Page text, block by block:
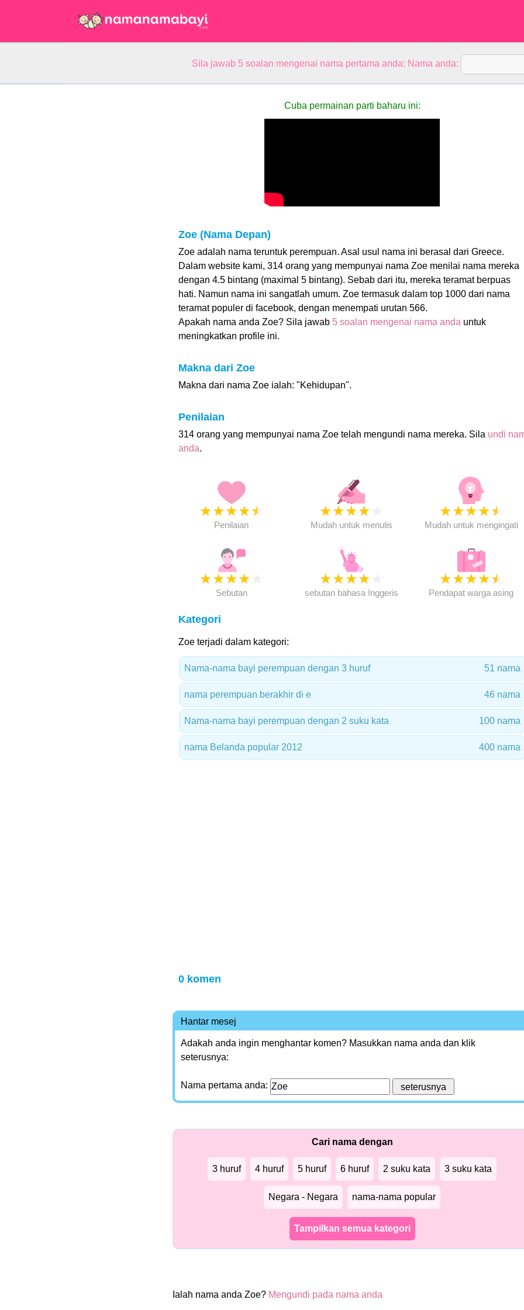
Sila jawab 5 soalan mengenai nama pertama anda: Nama anda:
Cuba permainan parti baharu ini:
Zoe (Nama Depan)
Zoe adalah nama teruntuk perempuan. Asal usul nama ini berasal dari Greece.
Dalam website kami, 314 orang yang mempunyai nama Zoe menilai nama mereka
dengan 4.5 bintang (maximal 5 bintang). Sebab dari itu, mereka teramat berpuas
hati. Namun nama ini sangatlah umum. Zoe termasuk dalam top 1000 dari nama
teramat populer di facebook, dengan menempati urutan 566.
Apakah nama anda Zoe? Sila jawab 5 soalan mengenai nama anda untuk
meningkatkan profile ini.
Makna dari Zoe
Makna dari nama Zoe ialah: "Kehidupan".
Penilaian
314 orang yang mempunyai nama Zoe telah mengundi nama mereka. Sila undi
anda.
★★★★★
Penilaian
★★★★
Mudah untuk menulis
★★★★★
Mudah untuk mengingati
★★★★
Sebutan
★★★★
sebutan bahasa Inggeris
★★★★★
Pendapat warga asing
Kategori
Zoe terjadi dalam kategori:
Nama-nama bayi perempuan dengan 3 huruf 51 nama
nama perempuan berakhir di e 46 nama
Nama-nama bayi perempuan dengan 2 suku kata 100 nama
nama Belanda popular 2012 400 nama
0 komen
Hantar mesej
Adakah anda ingin menghantar komen? Masukkan nama anda dan klik
seterusnya:
Nama pertama anda:
Cari nama dengan
3 huruf 4 huruf 5 huruf 6 huruf 2 suku kata 3 suku kata
Negara - Negara nama-nama popular
Tampilkan semua kategori
Ialah nama anda Zoe? Mengundi pada nama anda